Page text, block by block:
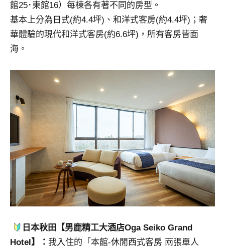
館25･東館16）每棟各有著不同的房型。
基本上分為日式(約4.4坪)、和洋式客房(約4.4坪)；奢
華體驗的現代和洋式客房(約6.6坪)，所有客房皆面
海。
日本秋田【男鹿精工大酒店Oga Seiko Grand
Hotel】： 我入住的「本館-休閒西式客房 兩張單人